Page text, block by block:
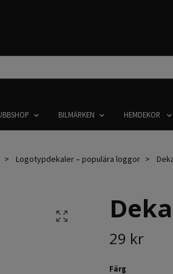
BILMÄRKEN HEMDEKOR
Logotypdekaler – populära loggor
29 kr
Färg